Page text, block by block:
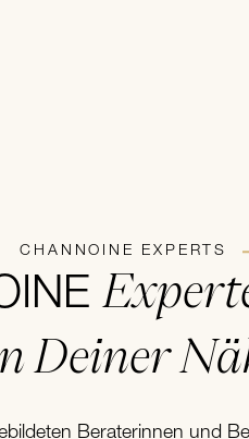
CHANNOINE EXPERTS
Deiner
Beraterinnen und